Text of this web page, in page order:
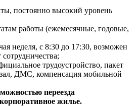
постоянно высокий уровень
работы (ежемесячные, годовые,
неделя, с 8:30 до 17:30, возможен
трудоустройство, пакет
ДМС, компенсация мобильной
переезда
жилье.